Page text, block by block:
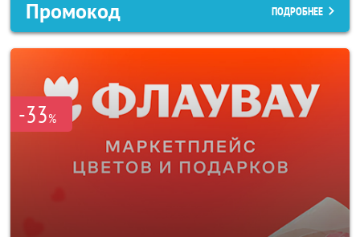
Промокод ПОДРОБНЕЕ
-33%